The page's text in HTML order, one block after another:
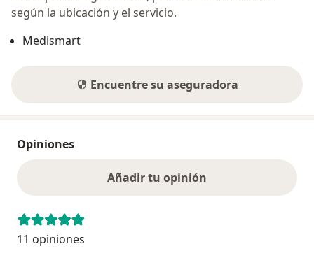
según la ubicación y el servicio.
Medismart
Encuentre su aseguradora
Opiniones
Añadir tu opinión
11 opiniones